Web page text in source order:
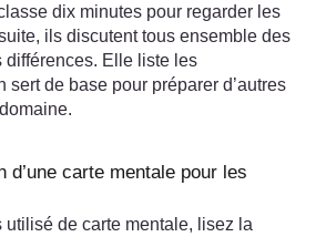
dix minutes pour regarder les
ils discutent tous ensemble des
différences. Elle liste les
sert de base pour préparer d’autres
carte mentale pour les
utilisé de carte mentale, lisez la